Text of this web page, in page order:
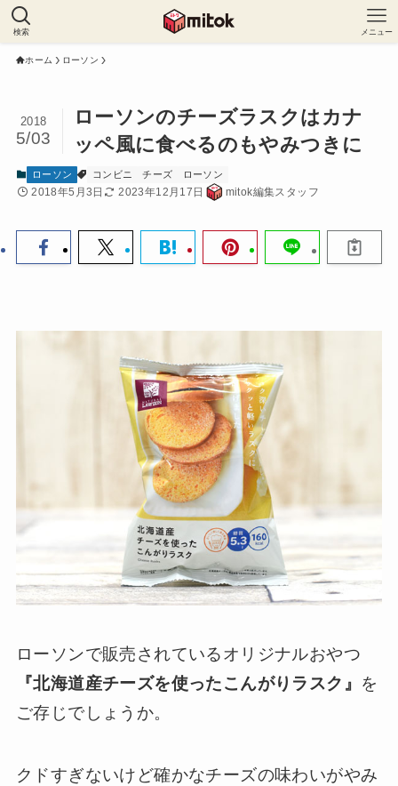
検索 メニュー
ホーム ローソン
ローソンのチーズラスクはカナ
ッペ風に食べるのもやみつきに
2018
5/03
ローソン コンビニ チーズ ローソン
2018年5月3日 2023年12月17日 mitok編集スタッフ
ローソンで販売されているオリジナルおやつ
『北海道産チーズを使ったこんがりラスク』 を
ご存じでしょうか。
クドすぎないけど確かなチーズの味わいがやみ